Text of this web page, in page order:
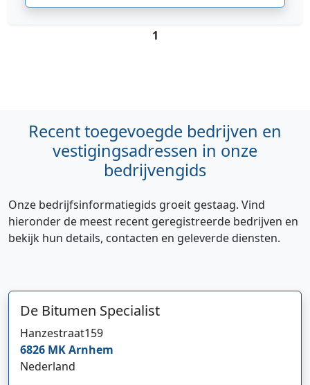
1
Recent toegevoegde bedrijven en
vestigingsadressen in onze
bedrijvengids
Onze bedrijfsinformatiegids groeit gestaag. Vind
hieronder de meest recent geregistreerde bedrijven en
bekijk hun details, contacten en geleverde diensten.
De Bitumen Specialist
Hanzestraat159
6826 MKArnhem
Nederland